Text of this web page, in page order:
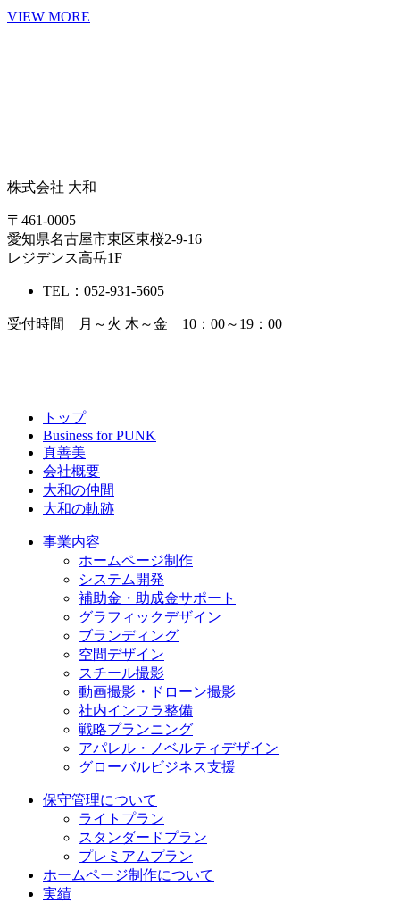
VIEW MORE
株式会社 大和
〒461-0005
愛知県名古屋市東区東桜2-9-16
レジデンス高岳1F
TEL：052-931-5605
受付時間 月～火 木～金 10：00～19：00
トップ
Business for PUNK
真善美
会社概要
大和の仲間
大和の軌跡
事業内容
ホームページ制作
システム開発
補助金・助成金サポート
グラフィックデザイン
ブランディング
空間デザイン
スチール撮影
動画撮影・ドローン撮影
社内インフラ整備
戦略プランニング
アパレル・ノベルティデザイン
グローバルビジネス支援
保守管理について
ライトプラン
スタンダードプラン
プレミアムプラン
ホームページ制作について
実績